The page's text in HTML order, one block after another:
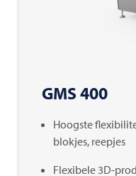
GMS 400
Hoogste
blokjes, reepjes
Flexibele 3D-